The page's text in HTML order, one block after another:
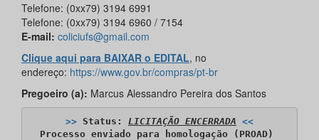
Telefone: (0xx79) 3194 6991
Telefone: (0xx79) 3194 6960 / 7154
E-mail: coliciufs@gmail.com
Clique aqui para BAIXAR o EDITAL, no
endereço: https://www.gov.br/compras/pt-br
Pregoeiro (a): Marcus Alessandro Pereira dos Santos
>> Status: LICITAÇÃO ENCERRADA <<
Processo enviado para homologação (PROAD)